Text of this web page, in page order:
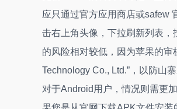
应只通过官方应用商店或safew
击右上角头像，下拉刷新列表，
的风险相对较低，因为苹果的
Technology Co., Ltd.”，以防山寨
对于Android用户，情况则需更